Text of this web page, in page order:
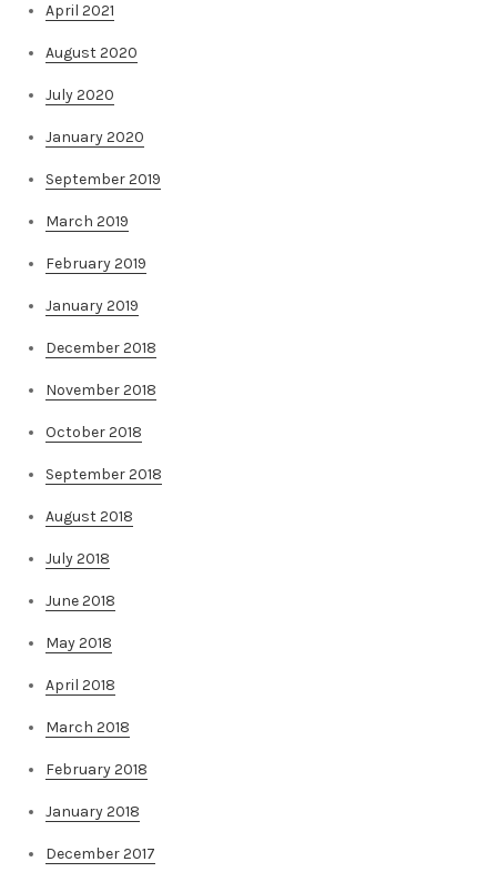
April 2021
August 2020
July 2020
January 2020
September 2019
March 2019
February 2019
January 2019
December 2018
November 2018
October 2018
September 2018
August 2018
July 2018
June 2018
May 2018
April 2018
March 2018
February 2018
January 2018
December 2017